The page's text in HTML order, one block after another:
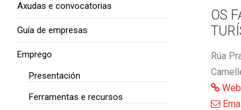
OS
Rúa
Web
Axudas e convocatorias
Guía de empresas
Emprego
Presentación
Ferramentas e recursos